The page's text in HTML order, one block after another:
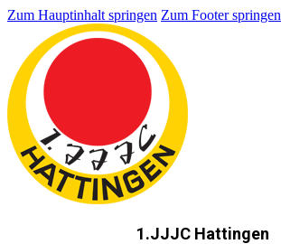
Zum Hauptinhalt springen Zum Footer springen
1.JJJC Hattingen